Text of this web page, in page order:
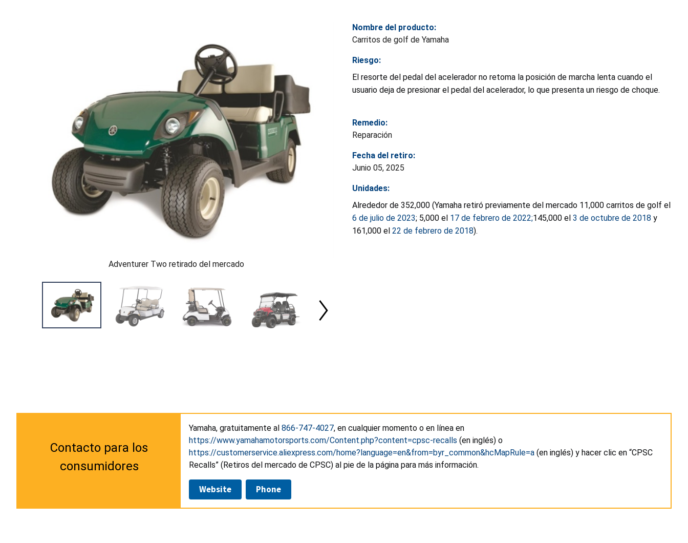
Adventurer Two retirado del mercado
Nombre del producto:
Carritos de golf de Yamaha
Riesgo:
El resorte del pedal del acelerador no retoma la posición de marcha lenta cuando el
usuario deja de presionar el pedal del acelerador, lo que presenta un riesgo de choque.
Remedio:
Reparación
Fecha del retiro:
Junio 05, 2025
Unidades:
Alrededor de 352,000 (Yamaha retiró previamente del mercado 11,000 carritos de golf el
6 de julio de 2023; 5,000 el 17 de febrero de 2022;145,000 el 3 de octubre de 2018 y
161,000 el 22 de febrero de 2018).
Contacto para los
consumidores
Yamaha, gratuitamente al 866-747-4027, en cualquier momento o en línea en
https://www.yamahamotorsports.com/Content.php?content=cpsc-recalls (en inglés) o
https://customerservice.aliexpress.com/home?language=en&from=byr_common&hcMapRule=a (en inglés) y hacer clic en “CPSC
Recalls” (Retiros del mercado de CPSC) al pie de la página para más información.
Website Phone